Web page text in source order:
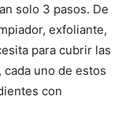
solo 3 pasos. De
exfoliante,
para cubrir las
uno de estos
con